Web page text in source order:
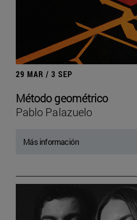
29 MAR / 3 SEP
Método geométrico
Pablo Palazuelo
Más información